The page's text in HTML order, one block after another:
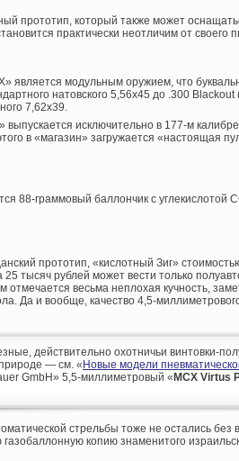
прототип, который также может
практически неотличим от своего
является модульным оружием, что
натовского 5,56х45 до .300
7,62х39.
выпускается исключительно в 177-м
в «магазин» загружается «настоящая
88-граммовый баллончик с углекислотой
прототип, «кислотный Зиг»
тысяч рублей может вести только
отмечается весьма неплохая кучность,
Да и вообще, качество 4,5-
действительно охотничьи винтовки-
— см. «Новые модели
GmbH» 5,5-миллиметровый «MCX Virtus
стрельбы тоже не остались
газобаллонную копию знаменитого